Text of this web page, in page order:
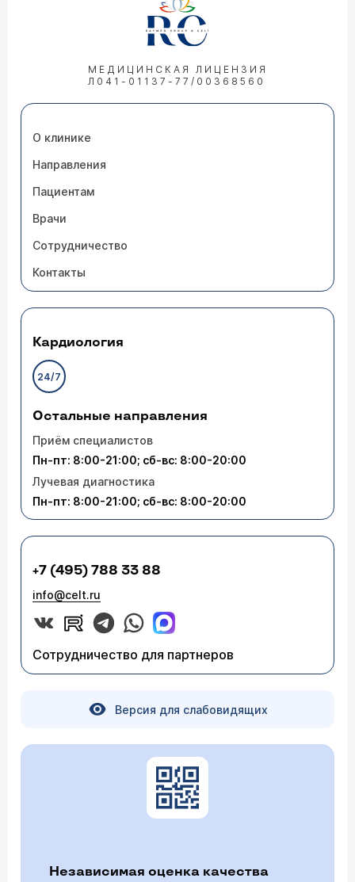
МЕДИЦИНСКАЯ ЛИЦЕНЗИЯ
Л041-01137-77/00368560
О клинике
Направления
Пациентам
Врачи
Сотрудничество
Контакты
Кардиология
24/7
Остальные направления
Приём специалистов
Пн-пт: 8:00-21:00; сб-вс: 8:00-20:00
Лучевая диагностика
Пн-пт: 8:00-21:00; сб-вс: 8:00-20:00
+7 (495) 788 33 88
info@celt.ru
Сотрудничество для партнеров
Версия для слабовидящих
Независимая оценка качества